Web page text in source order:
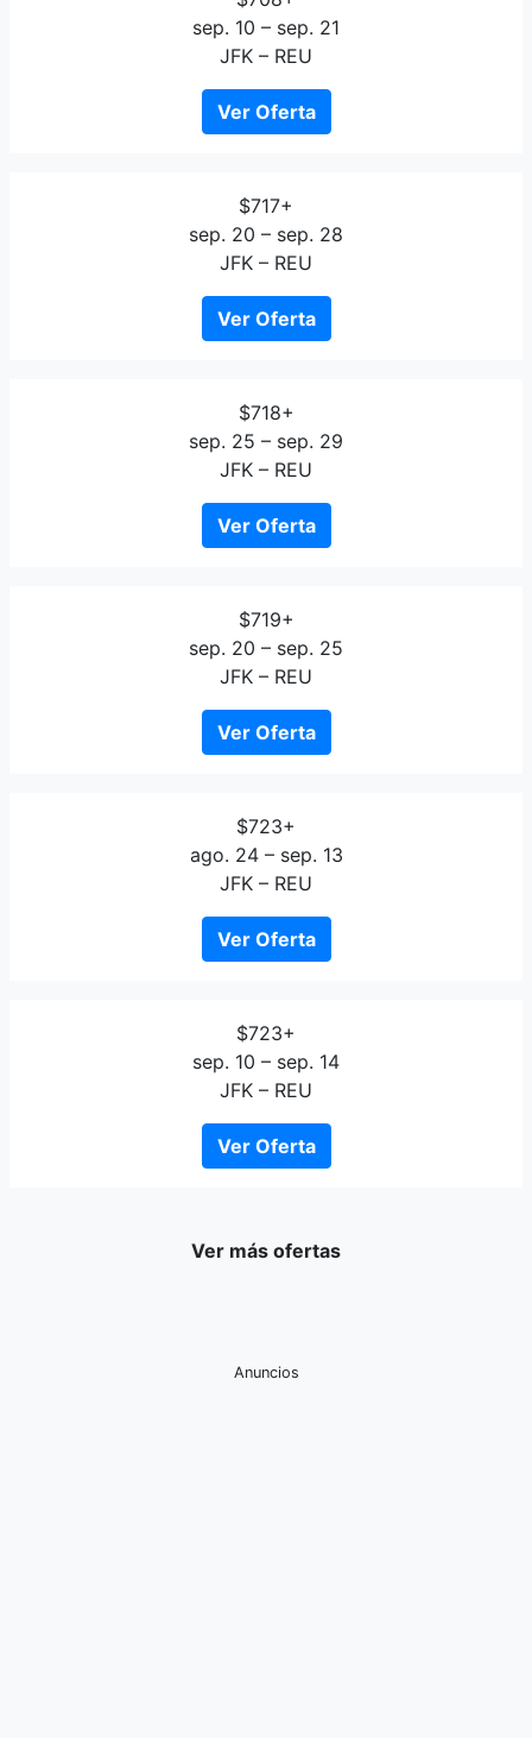
sep. 10 – sep. 21
JFK – REU
Ver Oferta
$717+
sep. 20 – sep. 28
JFK – REU
Ver Oferta
$718+
sep. 25 – sep. 29
JFK – REU
Ver Oferta
$719+
sep. 20 – sep. 25
JFK – REU
Ver Oferta
$723+
ago. 24 – sep. 13
JFK – REU
Ver Oferta
$723+
sep. 10 – sep. 14
JFK – REU
Ver Oferta
Ver más ofertas
Anuncios